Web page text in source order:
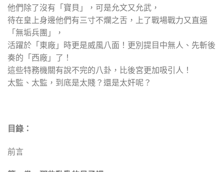
他們除了沒有「寶貝」，可是允文又允武，
待在皇上身邊他們有三寸不爛之舌，上了戰場戰力又直逼
「無垢兵團」，
活躍於「東廠」時更是威風八面！更別提目中無人、先斬後
奏的「西廠」了！
這些特務機關有說不完的八卦，比後宮更加吸引人！
太監、太監，到底是太賤？還是太奸呢？
目錄：
前言